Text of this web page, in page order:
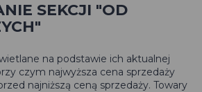
SEKCJI "OD
na podstawie ich aktualnej
czym najwyższa cena sprzedaży
najniższą ceną sprzedaży. Towary